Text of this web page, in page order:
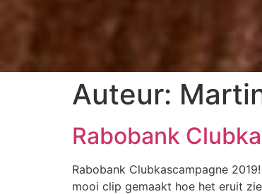
Auteur:
Rabobank
Rabobank Clubkascampagne
mooi clip gemaakt hoe het eruit